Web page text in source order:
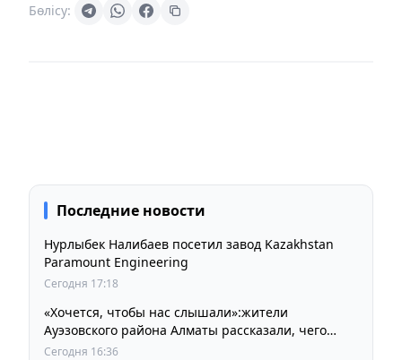
Бөлісу:
Последние новости
Нурлыбек Налибаев посетил завод Kazakhstan
Paramount Engineering
Сегодня 17:18
«Хочется, чтобы нас слышали»:жители
Ауэзовского района Алматы рассказали, чего
ждут от выборов депутатов Курултая
Сегодня 16:36